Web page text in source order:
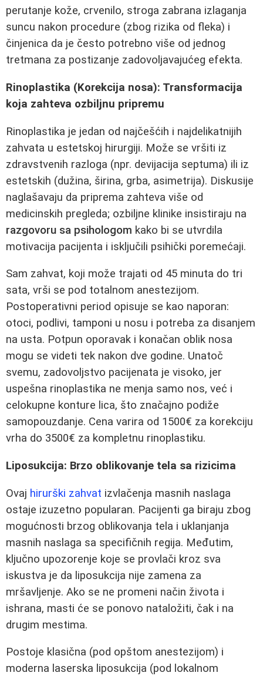
perutanje kože, crvenilo, stroga zabrana izlaganja
suncu nakon procedure (zbog rizika od fleka) i
činjenica da je često potrebno više od jednog
tretmana za postizanje zadovoljavajućeg efekta.
Rinoplastika (Korekcija nosa): Transformacija
koja zahteva ozbiljnu pripremu
Rinoplastika je jedan od najčešćih i najdelikatnijih
zahvata u estetskoj hirurgiji. Može se vršiti iz
zdravstvenih razloga (npr. devijacija septuma) ili iz
estetskih (dužina, širina, grba, asimetrija). Diskusije
naglašavaju da priprema zahteva više od
medicinskih pregleda; ozbiljne klinike insistiraju na
razgovoru sa psihologom kako bi se utvrdila
motivacija pacijenta i isključili psihički poremećaji.
Sam zahvat, koji može trajati od 45 minuta do tri
sata, vrši se pod totalnom anestezijom.
Postoperativni period opisuje se kao naporan:
otoci, podlivi, tamponi u nosu i potreba za disanjem
na usta. Potpun oporavak i konačan oblik nosa
mogu se videti tek nakon dve godine. Unatoč
svemu, zadovoljstvo pacijenata je visoko, jer
uspešna rinoplastika ne menja samo nos, već i
celokupne konture lica, što značajno podiže
samopouzdanje. Cena varira od 1500€ za korekciju
vrha do 3500€ za kompletnu rinoplastiku.
Liposukcija: Brzo oblikovanje tela sa rizicima
Ovaj hirurški zahvat izvlačenja masnih naslaga
ostaje izuzetno popularan. Pacijenti ga biraju zbog
mogućnosti brzog oblikovanja tela i uklanjanja
masnih naslaga sa specifičnih regija. Međutim,
ključno upozorenje koje se provlači kroz sva
iskustva je da liposukcija nije zamena za
mršavljenje. Ako se ne promeni način života i
ishrana, masti će se ponovo nataložiti, čak i na
drugim mestima.
Postoje klasična (pod opštom anestezijom) i
moderna laserska liposukcija (pod lokalnom